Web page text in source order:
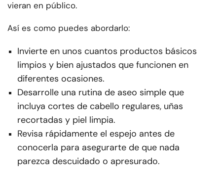
vieran en público.
Así es como puedes abordarlo:
Invierte en unos cuantos productos básicos
limpios y bien ajustados que funcionen en
diferentes ocasiones.
Desarrolle una rutina de aseo simple que
incluya cortes de cabello regulares, uñas
recortadas y piel limpia.
Revisa rápidamente el espejo antes de
conocerla para asegurarte de que nada
parezca descuidado o apresurado.